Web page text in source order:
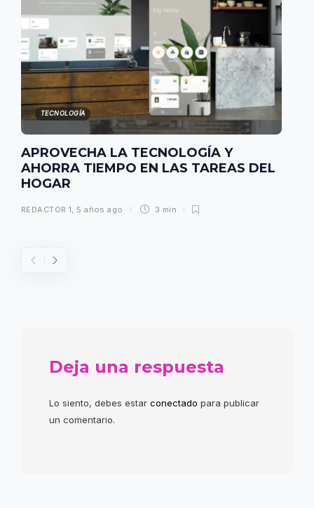
TECNOLOGÍA
APROVECHA LA TECNOLOGÍA Y
AHORRA TIEMPO EN LAS TAREAS DEL
HOGAR
REDACTOR 1, 5 años ago 3 min
Deja una respuesta
Lo siento, debes estar conectado para publicar
un comentario.